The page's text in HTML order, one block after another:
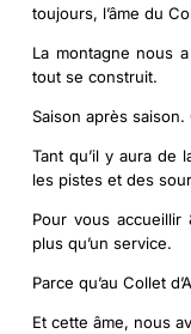
toujours, l’âme du
La montagne nous
tout se construit.
Saison après
Tant qu’il y aura de
les pistes et des
Pour vous accueillir
plus qu’un service.
Parce qu’au Collet
Et cette âme, nous